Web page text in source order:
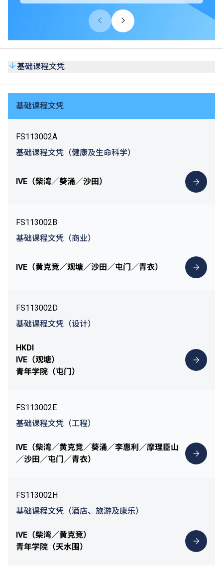
职位。课程亦获多个专业团体认可，同学在达到个别课程的
要求后，可申请成为业界学会会员或获授予专业证书。
基础课程文凭
基础课程文凭
FS113002A
基础课程文凭（健康及生命科学）
IVE（柴湾／葵涌／沙田）
FS113002B
基础课程文凭（商业）
IVE（黄克竞／观塘／沙田／屯门／青衣）
FS113002D
基础课程文凭（设计）
HKDI
IVE（观塘）
青年学院（屯门）
FS113002E
基础课程文凭（工程）
IVE（柴湾／黄克竞／葵涌／李惠利／摩理臣山
／沙田／屯门／青衣）
FS113002H
基础课程文凭（酒店、旅游及康乐）
IVE（柴湾／黄克竞）
青年学院（天水围）